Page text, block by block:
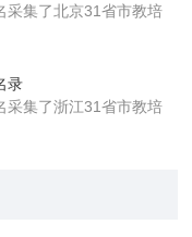
采集了北京31省市教培
录
采集了浙江31省市教培